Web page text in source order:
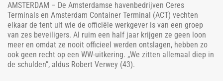
AMSTERDAM – De Amsterdamse havenbedrijven Ceres
Terminals en Amsterdam Container Terminal (ACT) vechten
elkaar de tent uit wie de officiële werkgever is van een groep
van zes beveiligers. Al ruim een half jaar krijgen ze geen loon
meer en omdat ze nooit officieel werden ontslagen, hebben zo
ook geen recht op een WW-uitkering. „We zitten allemaal diep in
de schulden”, aldus Robert Verwey (43).